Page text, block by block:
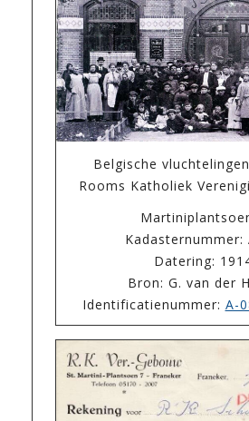
Belgische
Rooms Katholiek
Kadasternummer:
Datering:
Bron: G. van der
Identificatienummer: A-